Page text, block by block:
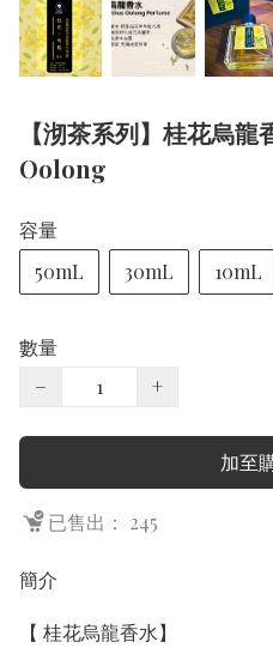
【沏茶系列】桂花烏
Oolong
容量
50mL
30mL 10mL
數量
−
+
加至
已售出： 245
簡介
【 桂花烏龍香水】